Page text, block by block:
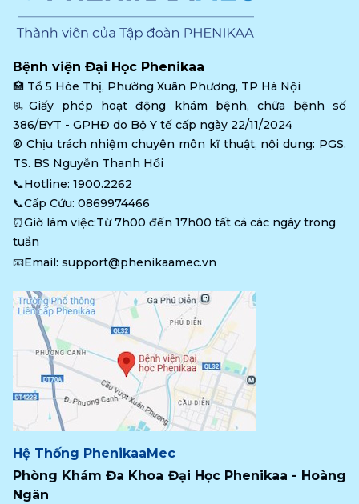
Bệnh viện Đại Học Phenikaa
🏥 Tổ 5 Hòe Thị, Phường Xuân Phương, TP Hà Nội
📃Giấy phép hoạt động khám bệnh, chữa bệnh số
386/BYT - GPHĐ do Bộ Y tế cấp ngày 22/11/2024
®️ Chịu trách nhiệm chuyên môn kĩ thuật, nội dung: PGS.
TS. BS Nguyễn Thanh Hồi
📞Hotline: 1900.2262
📞Cấp Cứu: 0869974466
⏰Giờ làm việc:Từ 7h00 đến 17h00 tất cả các ngày trong
tuần
📧Email: support@phenikaamec.vn
Hệ Thống PhenikaaMec
Phòng Khám Đa Khoa Đại Học Phenikaa - Hoàng
Ngân